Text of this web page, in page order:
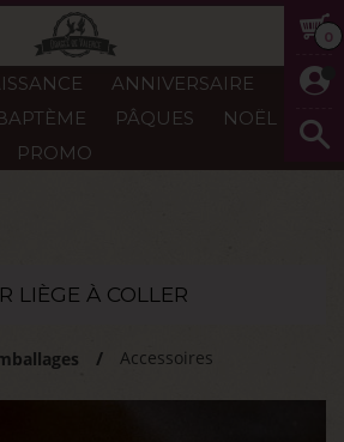
0
ANNIVERSAIRE
PÂQUES
NOËL
PROMO
LIÈGE À COLLER
Accessoires